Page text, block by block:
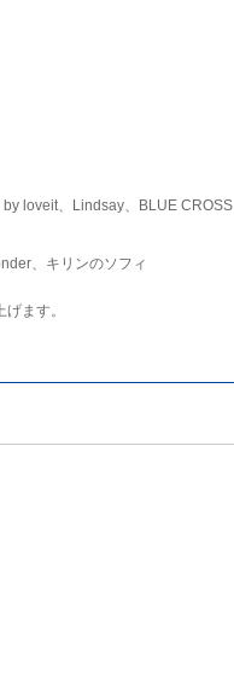
loveit、Lindsay、BLUE CROSS
、キリンのソフィ
ます。